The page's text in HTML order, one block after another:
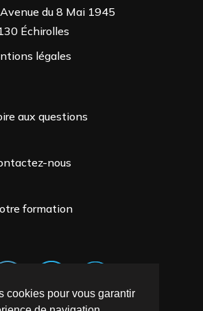
cookies pour vous garantir
du 8 Mai 1945
Échirolles
légales
aux questions
nous
formation